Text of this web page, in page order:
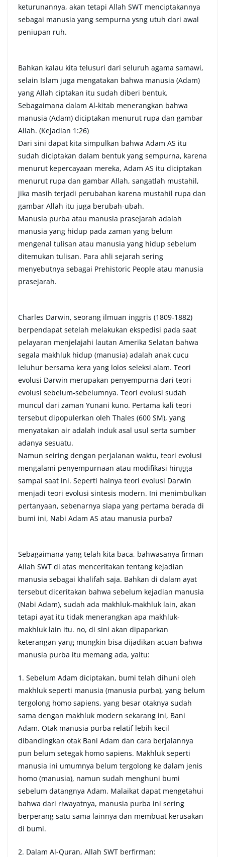
keturunannya, akan tetapi Allah SWT menciptakannya
sebagai manusia yang sempurna ysng utuh dari awal
peniupan ruh.
Bahkan kalau kita telusuri dari seluruh agama samawi,
selain Islam juga mengatakan bahwa manusia (Adam)
yang Allah ciptakan itu sudah diberi bentuk.
Sebagaimana dalam Al-kitab menerangkan bahwa
manusia (Adam) diciptakan menurut rupa dan gambar
Allah. (Kejadian 1:26)
Dari sini dapat kita simpulkan bahwa Adam AS itu
sudah diciptakan dalam bentuk yang sempurna, karena
menurut kepercayaan mereka, Adam AS itu diciptakan
menurut rupa dan gambar Allah, sangatlah mustahil,
jika masih terjadi perubahan karena mustahil rupa dan
gambar Allah itu juga berubah-ubah.
Manusia purba atau manusia prasejarah adalah
manusia yang hidup pada zaman yang belum
mengenal tulisan atau manusia yang hidup sebelum
ditemukan tulisan. Para ahli sejarah sering
menyebutnya sebagai Prehistoric People atau manusia
prasejarah.
Charles Darwin, seorang ilmuan inggris (1809-1882)
berpendapat setelah melakukan ekspedisi pada saat
pelayaran menjelajahi lautan Amerika Selatan bahwa
segala makhluk hidup (manusia) adalah anak cucu
leluhur bersama kera yang lolos seleksi alam. Teori
evolusi Darwin merupakan penyempurna dari teori
evolusi sebelum-sebelumnya. Teori evolusi sudah
muncul dari zaman Yunani kuno. Pertama kali teori
tersebut dipopulerkan oleh Thales (600 SM), yang
menyatakan air adalah induk asal usul serta sumber
adanya sesuatu.
Namun seiring dengan perjalanan waktu, teori evolusi
mengalami penyempurnaan atau modifikasi hingga
sampai saat ini. Seperti halnya teori evolusi Darwin
menjadi teori evolusi sintesis modern. Ini menimbulkan
pertanyaan, sebenarnya siapa yang pertama berada di
bumi ini, Nabi Adam AS atau manusia purba?
Sebagaimana yang telah kita baca, bahwasanya firman
Allah SWT di atas menceritakan tentang kejadian
manusia sebagai khalifah saja. Bahkan di dalam ayat
tersebut diceritakan bahwa sebelum kejadian manusia
(Nabi Adam), sudah ada makhluk-makhluk lain, akan
tetapi ayat itu tidak menerangkan apa makhluk-
makhluk lain itu. no, di sini akan dipaparkan
keterangan yang mungkin bisa dijadikan acuan bahwa
manusia purba itu memang ada, yaitu:
1. Sebelum Adam diciptakan, bumi telah dihuni oleh
makhluk seperti manusia (manusia purba), yang belum
tergolong homo sapiens, yang besar otaknya sudah
sama dengan makhluk modern sekarang ini, Bani
Adam. Otak manusia purba relatif lebih kecil
dibandingkan otak Bani Adam dan cara berjalannya
pun belum setegak homo sapiens. Makhluk seperti
manusia ini umumnya belum tergolong ke dalam jenis
homo (manusia), namun sudah menghuni bumi
sebelum datangnya Adam. Malaikat dapat mengetahui
bahwa dari riwayatnya, manusia purba ini sering
berperang satu sama lainnya dan membuat kerusakan
di bumi.
2. Dalam Al-Quran, Allah SWT berfirman: